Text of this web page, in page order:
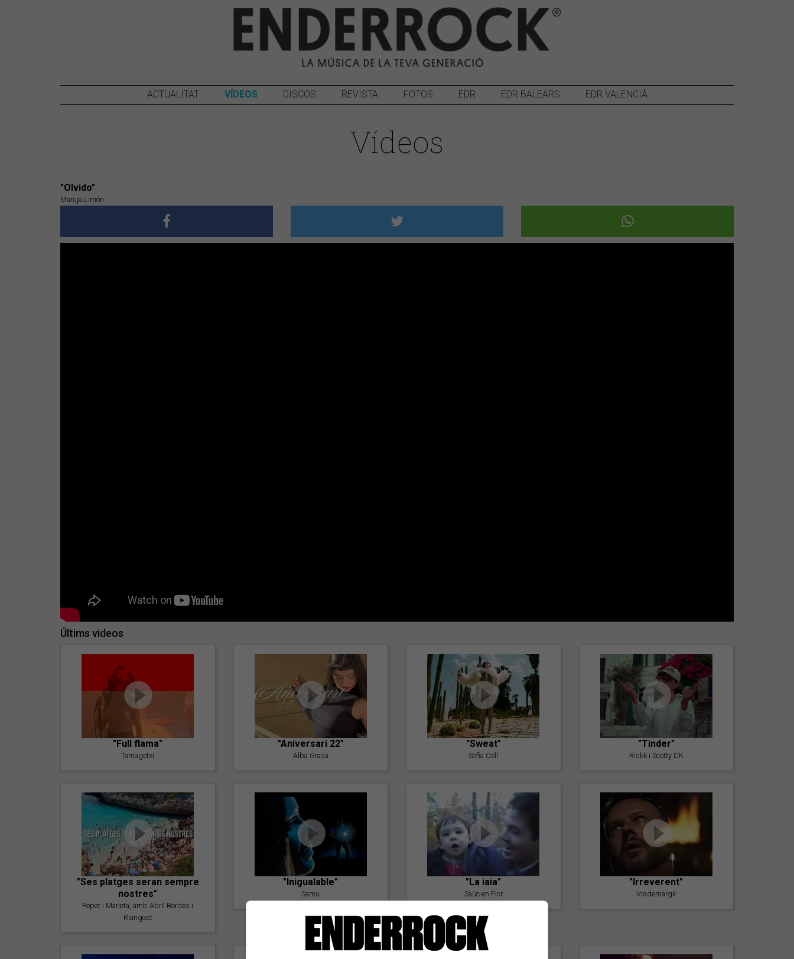
ACTUALITAT VÍDEOS DISCOS REVISTA FOTOS EDR EDR BALEARS EDR VALENCIÀ
Vídeos
"Olvido"
Maruja Limón
Últims videos
"Full flama"
Tamagotxi
"Aniversari 22"
Alba Grasa
"Sweat"
Sofia Coll
"Tinder"
Riskk i Scotty DK
"Ses platges seran sempre
nostres"
Pepet i Marieta, amb Abril Bordes i
Riangost
"Inigualable"
Samu
"La iaia"
Saüc en Flor
"Irreverent"
Vrademargk